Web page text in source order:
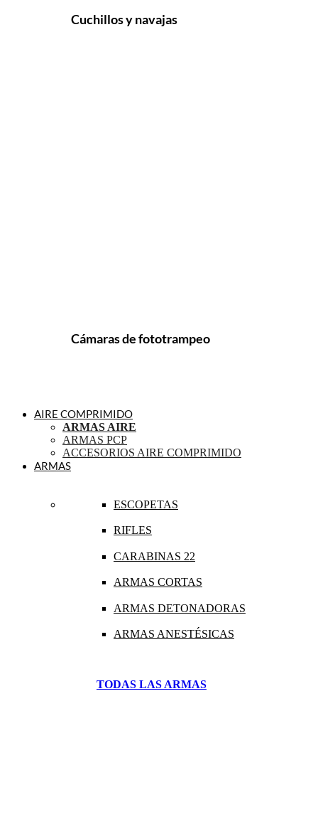
Cuchillos y navajas
Cámaras de fototrampeo
AIRE COMPRIMIDO
ARMAS AIRE
ARMAS PCP
ACCESORIOS AIRE COMPRIMIDO
ARMAS
ESCOPETAS
RIFLES
CARABINAS 22
ARMAS CORTAS
ARMAS DETONADORAS
ARMAS ANESTÉSICAS
TODAS LAS ARMAS